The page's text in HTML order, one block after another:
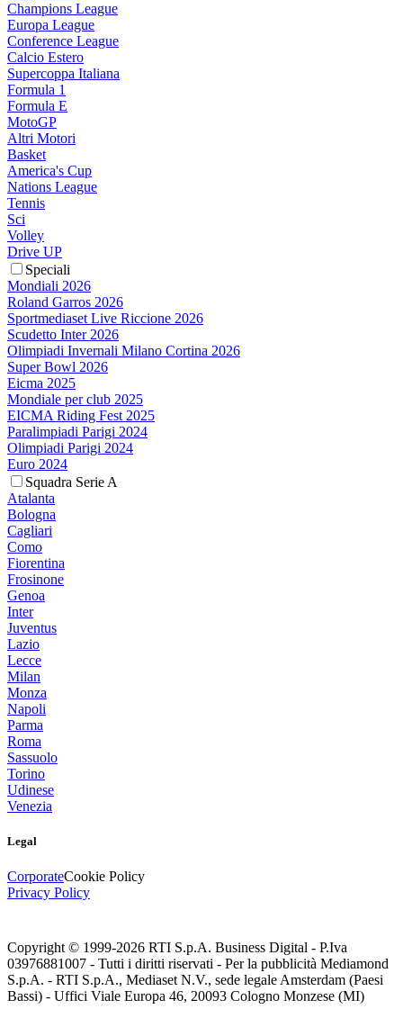
Champions League
Europa League
Conference League
Calcio Estero
Supercoppa Italiana
Formula 1
Formula E
MotoGP
Altri Motori
Basket
America's Cup
Nations League
Tennis
Sci
Volley
Drive UP
Speciali
Mondiali 2026
Roland Garros 2026
Sportmediaset Live Riccione 2026
Scudetto Inter 2026
Olimpiadi Invernali Milano Cortina 2026
Super Bowl 2026
Eicma 2025
Mondiale per club 2025
EICMA Riding Fest 2025
Paralimpiadi Parigi 2024
Olimpiadi Parigi 2024
Euro 2024
Squadra Serie A
Atalanta
Bologna
Cagliari
Como
Fiorentina
Frosinone
Genoa
Inter
Juventus
Lazio
Lecce
Milan
Monza
Napoli
Parma
Roma
Sassuolo
Torino
Udinese
Venezia
Legal
CorporateCookie Policy
Privacy Policy
Copyright © 1999-2026 RTI S.p.A. Business Digital - P.Iva
03976881007 - Tutti i diritti riservati - Per la pubblicità Mediamond
S.p.A. - RTI S.p.A., Mediaset N.V., sede legale Amsterdam (Paesi
Bassi) - Uffici Viale Europa 46, 20093 Cologno Monzese (MI)